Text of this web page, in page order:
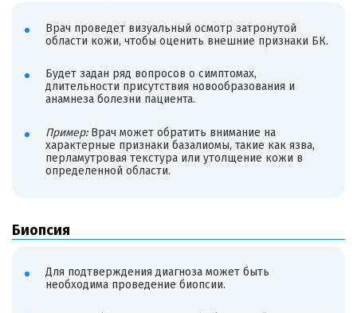
Врач проведет визуальный осмотр затронутой
области кожи, чтобы оценить внешние признаки БК.
Будет задан ряд вопросов о симптомах,
длительности присутствия новообразования и
анамнеза болезни пациента.
Пример:Врач может обратить внимание на
характерные признаки базалиомы, такие как язва,
перламутровая текстура или утолщение кожи в
определенной области.
Биопсия
Для подтверждения диагноза может быть
необходима проведение биопсии.